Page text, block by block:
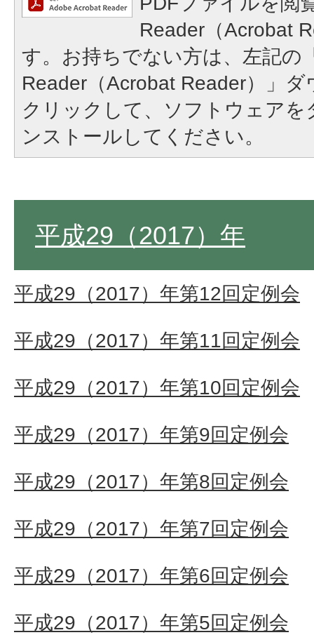
Reader（Acrobat
す。お持ちでない方は、左記の
Reader（Acrobat Reader）」
クリックして、ソフトウェア
ンストールしてください。
平成29（2017）年
平成29（2017）年第12回定例会
平成29（2017）年第11回定例会
平成29（2017）年第10回定例会
平成29（2017）年第9回定例会
平成29（2017）年第8回定例会
平成29（2017）年第7回定例会
平成29（2017）年第6回定例会
平成29（2017）年第5回定例会